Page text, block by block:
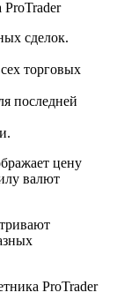
сделок.
торговых
последней
цену
валют